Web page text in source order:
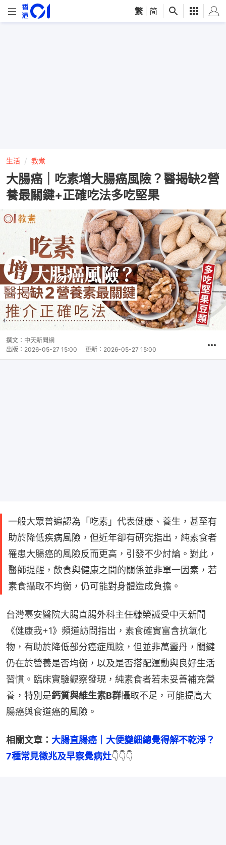
繁 简
生活 教煮
大腸癌｜吃素增大腸癌風險？醫揭缺2營
養最關鍵+正確吃法多吃堅果
撰文： 中天新聞網
出版： 2026-05-27 15:00 更新： 2026-05-27 15:00
一般大眾普遍認為「吃素」代表健康、養生，甚至有
助於降低疾病風險，但近年卻有研究指出，純素食者
罹患大腸癌的風險反而更高，引發不少討論。對此，
醫師提醒，飲食與健康之間的關係並非單一因素，若
素食攝取不均衡，仍可能對身體造成負擔。
台灣臺安醫院大腸直腸外科主任糠榮誠受中天新聞
《健康我+1》頻道訪問指出，素食確實富含抗氧化
物，有助於降低部分癌症風險，但並非萬靈丹，關鍵
仍在於營養是否均衡，以及是否搭配運動與良好生活
習慣。臨床實驗觀察發現，純素食者若未妥善補充營
養，特別是鈣質與維生素B群攝取不足，可能提高大
腸癌與食道癌的風險。
相關文章： 大腸直腸癌｜大便變細總覺得解不乾淨？
7種常見徵兆及早察覺病灶👇👇👇